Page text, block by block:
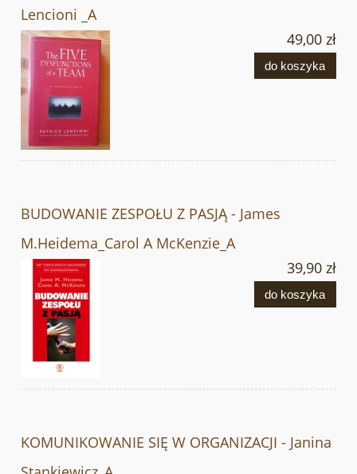
Lencioni _A
49,00 zł
do koszyka
BUDOWANIE ZESPOŁU Z PASJĄ - James
M.Heidema_Carol A McKenzie_A
39,90 zł
do koszyka
KOMUNIKOWANIE SIĘ W ORGANIZACJI - Janina